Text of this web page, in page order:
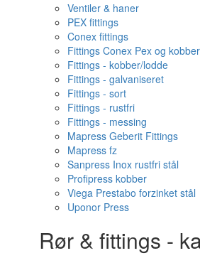
Ventiler & haner
PEX fittings
Conex fittings
Fittings Conex Pex og kobber
Fittings - kobber/lodde
Fittings - galvaniseret
Fittings - sort
Fittings - rustfri
Fittings - messing
Mapress Geberit Fittings
Mapress fz
Sanpress Inox rustfri stål
Profipress kobber
Viega Prestabo forzinket stål
Uponor Press
Rør & fittings -